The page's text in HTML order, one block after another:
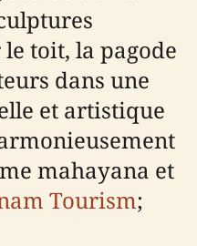
toit, la pagode
dans une
et artistique
mahayana et
Tourism;